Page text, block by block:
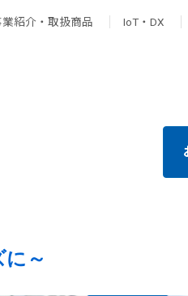
業紹介・取扱商品 IoT・DX
～